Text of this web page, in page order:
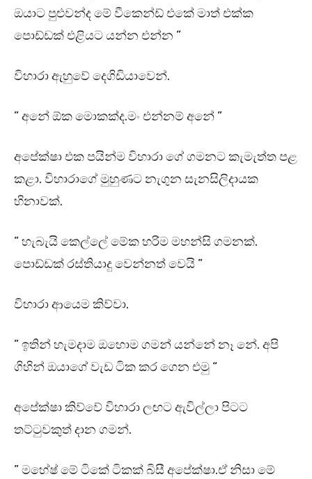
ඔයාට පුළුවන්ද මේ වීකෙන්ඩ් එකේ මාත් එක්ක
පොඩ්ඩක් එළියට යන්න එන්න ”
විහාරා ඇහුවේ දෙගිඩියාවෙන්.
” අනේ ඕක මොකක්ද.මං එන්නම් අනේ ”
අපේක්ෂා එක පයින්ම විහාරා ගේ ගමනට කැමැත්ත පළ
කළා. විහාරාගේ මුහුණට නැගුන සැනසිලිදායක
හිනාවක්.
” හැබැයි කෙල්ලේ මේක හරිම මහන්සි ගමනක්.
පොඩ්ඩක් රස්තියාදු වෙන්නත් වෙයි ”
විහාරා ආයෙම කිව්වා.
” ඉතින් හැමදාම ඔහොම ගමන් යන්නේ නෑ නේ. අපි
ගිහින් ඔයාගේ වැඩ ටික කර ගෙන එමු “
අපේක්ෂා කිව්වේ විහාරා ලඟට ඇවිල්ලා පිටට
තට්ටුවකුත් දාන ගමන්.
” මහේෂ් මේ ටිකේ ටිකක් බිසී අපේක්ෂා.ඒ නිසා මේ